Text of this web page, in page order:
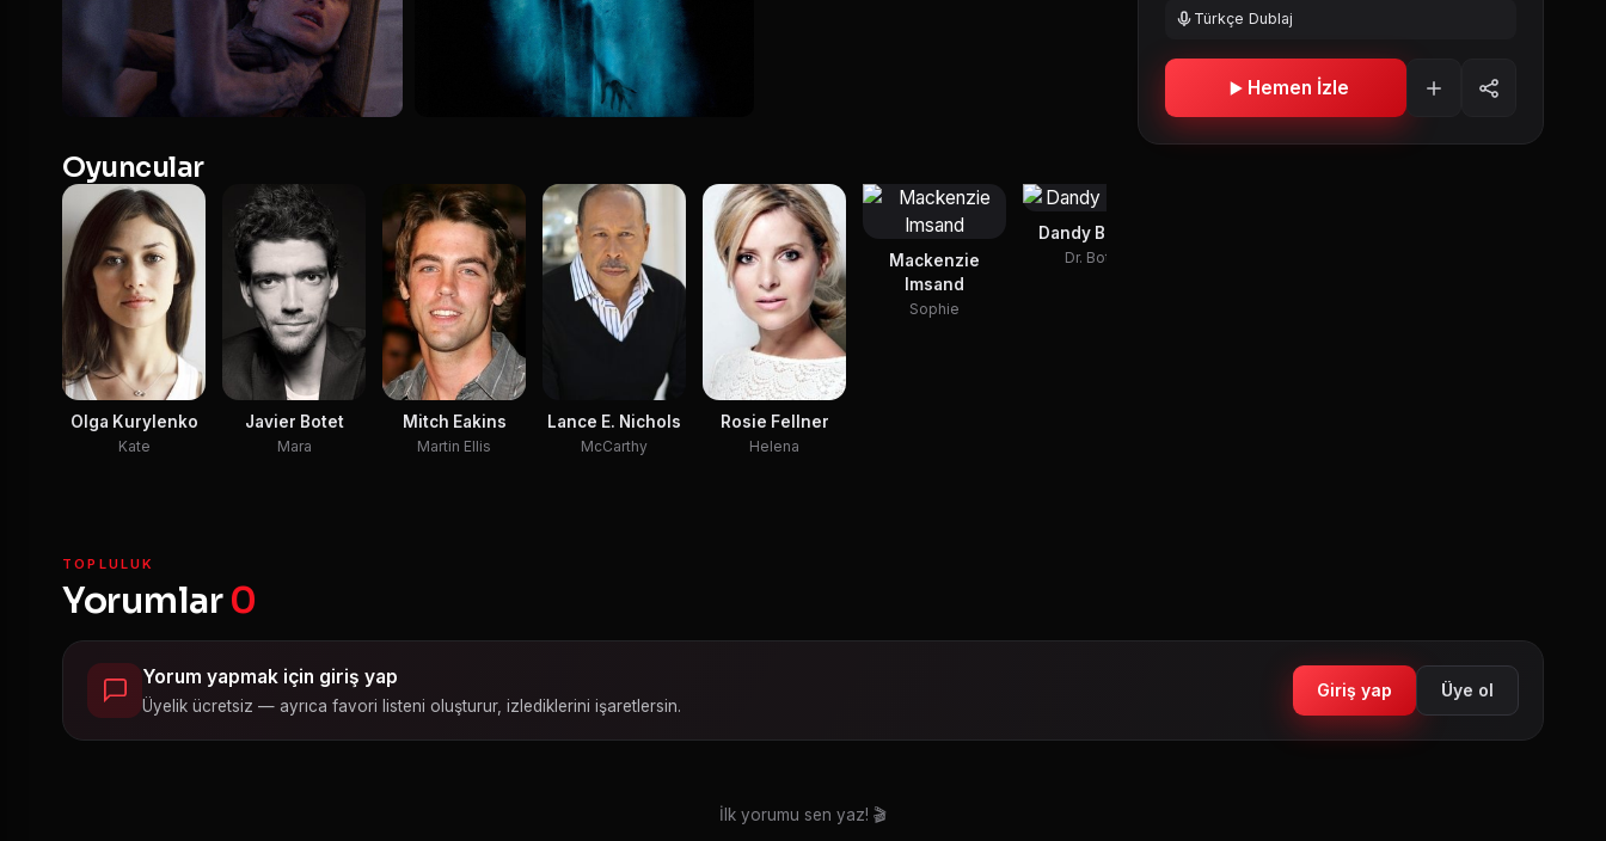
Oyuncular
Olga Kurylenko
Kate
Javier Botet
Mara
Mitch Eakins
Martin Ellis
Lance E. Nichols
McCarthy
Rosie Fellner
Helena
Mackenzie
Imsand
Sophie
Dandy Barrett
Dr. Botet
Türkçe Dublaj
Hemen İzle
TOPLULUK
Yorumlar0
Yorum yapmak için giriş yap
Üyelik ücretsiz — ayrıca favori listeni oluşturur, izlediklerini işaretlersin.
Giriş yap Üye ol
İlk yorumu sen yaz! 🎬